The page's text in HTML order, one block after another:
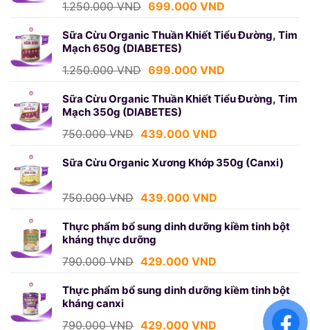
1.250.000VND Giá
là:
1.250.000 VND.
699.000 VNDGiá
tại
Sữa Cừu Organic Thuần Khiết Tiểu Đường, Tim
Mạch 650g (DIABETES)
1.250.000VND Giá
là:
1.250.000 VND.
699.000 VNDGiá
tại
Sữa Cừu Organic Thuần Khiết Tiểu Đường, Tim
Mạch 350g (DIABETES)
750.000VND Giá
là:
439.000 VNDGiá
tại
Sữa Cừu Organic Xương Khớp 350g (Canxi)
750.000VND Giá
là:
750.000 VND.
439.000 VNDGiá
tại
Thực phẩm bổ sung dinh dưỡng kiềm tinh bột
kháng thực dưỡng
790.000VND Giá
là:
429.000 VNDGiá
tại
429.000 VND.
Thực phẩm bổ sung dinh dưỡng kiềm tinh bột
kháng canxi
790.000VND Giá
429.000 VNDGiá